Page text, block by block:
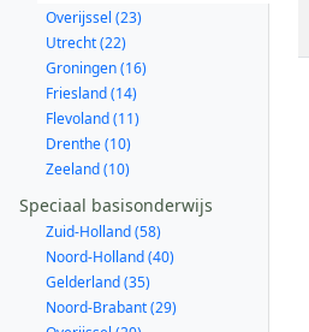
Overijssel (23)
Utrecht (22)
Groningen (16)
Friesland (14)
Flevoland (11)
Drenthe (10)
Zeeland (10)
Speciaal basisonderwijs
Zuid-Holland (58)
Noord-Holland (40)
Gelderland (35)
Noord-Brabant (29)